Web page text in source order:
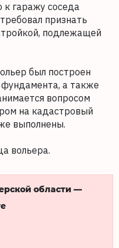
к гаражу соседа
признать
подлежащей
был построен
а также
вопросом
на кадастровый
выполнены.
вольера.
области —